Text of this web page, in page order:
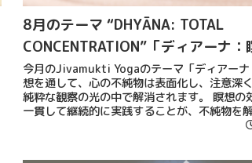
8月のテーマ “DHYĀNA: TOTAL
CONCENTRATION”「ディアーナ：
今月のJivamukti Yogaのテーマ「ディアーナ
想を通して、心の不純物は表面化し、注意深く
純粋な観察の光の中で解消されます。 瞑想の
一貫して継続的に実践することが、不純物を